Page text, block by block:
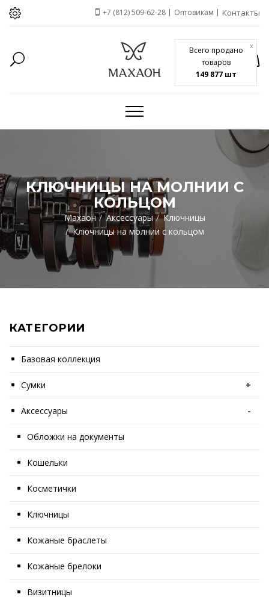
Всего продано
товаров
149 877 шт
x
+7 (812) 509-62-28 Оптовикам Контакты
КЛЮЧНИЦЫ НА МОЛНИИ C
КОЛЬЦОМ
Махаон Аксессуары
Ключницы
Ключницы на молнии c кольцом
КАТЕГОРИИ
Базовая коллекция
Сумки +
Аксессуары -
Обложки на документы
Кошельки
Косметички
Ключницы
Кожаные браслеты
Кожаные брелоки
Визитницы